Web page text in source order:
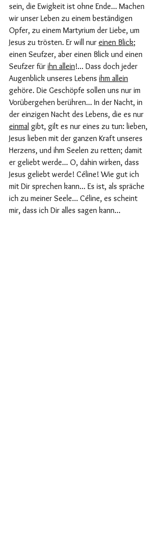
sein, die Ewigkeit ist ohne Ende… Machen
wir unser Leben zu einem beständigen
Opfer, zu einem Martyrium der Liebe, um
Jesus zu trösten. Er will nur einen Blick;
einen Seufzer, aber einen Blick und einen
Seufzer für ihn allein!... Dass doch jeder
Augenblick unseres Lebens ihm allein
gehöre. Die Geschöpfe sollen uns nur im
Vorübergehen berühren… In der Nacht, in
der einzigen Nacht des Lebens, die es nur
einmal gibt, gilt es nur eines zu tun: lieben,
Jesus lieben mit der ganzen Kraft unseres
Herzens, und ihm Seelen zu retten; damit
er geliebt werde... O, dahin wirken, dass
Jesus geliebt werde! Céline! Wie gut ich
mit Dir sprechen kann... Es ist, als spräche
ich zu meiner Seele… Céline, es scheint
mir, dass ich Dir alles sagen kann…